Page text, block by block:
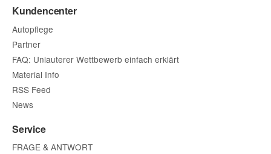
Kundencenter
Autopflege
Partner
FAQ: Unlauterer Wettbewerb einfach erklärt
Material Info
RSS Feed
News
Service
FRAGE & ANTWORT